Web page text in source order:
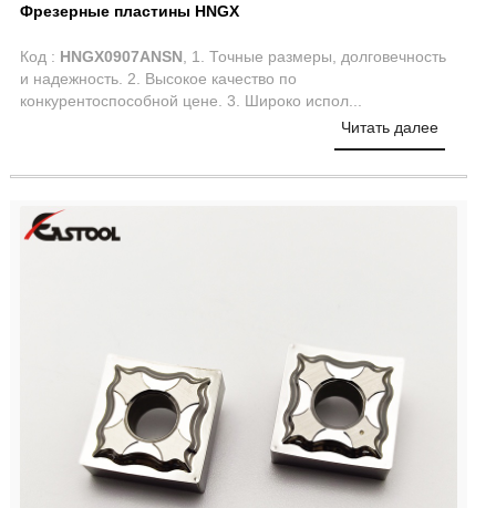
Фрезерные пластины HNGX
Код : HNGX0907ANSN , 1. Точные размеры, долговечность
и надежность. 2. Высокое качество по
конкурентоспособной цене. 3. Широко испол...
Читать далее